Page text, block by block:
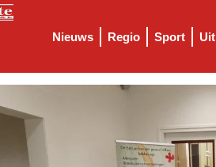
Nieuws Regio Sport Uit